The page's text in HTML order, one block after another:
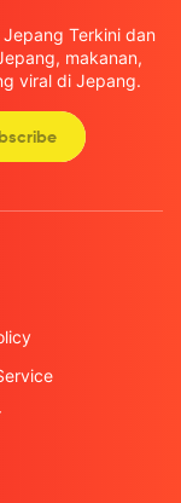
Terkini dan
makanan,
viral di Jepang.